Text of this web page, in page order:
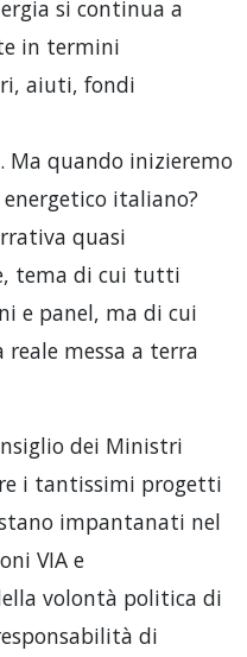
si continua a
in termini
aiuti, fondi
Ma quando inizieremo
italiano?
quasi
tema di cui tutti
e panel, ma di cui
messa a terra
dei Ministri
i tantissimi progetti
impantanati nel
VIA e
volontà politica di
di